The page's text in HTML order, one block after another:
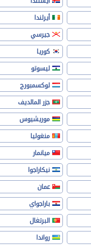
أيرلندا
جيرسي
كوريا
ليسوتو
لوكسمبورج
جزر المالديف
موريشيوس
منغوليا
ميانمار
نيكاراجوا
عمان
باراجواي
البرتغال
رواندا